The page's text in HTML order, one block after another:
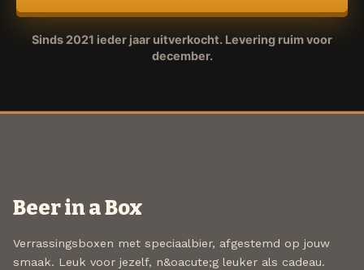
Sinds 2021 ieder jaar uitverkocht. Levering ruim voor
december.
Beer in a Box
Verrassingsboxen met speciaalbier, afgestemd op jouw
smaak. Leuk voor jezelf, n&oacute;g leuker als cadeau.